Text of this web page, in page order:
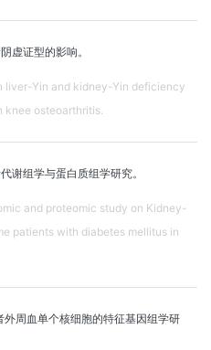
虚证型的影响。
liver-Yin and kidney-Yin deficiency
knee osteoarthritis.
谢组学与蛋白质组学研究。
and proteomic study on Kidney-
patients with diabetes mellitus in
周血单个核细胞的特征基因组学研